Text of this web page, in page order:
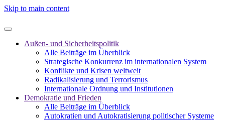
Skip to main content
Außen- und Sicherheitspolitik
Alle Beiträge im Überblick
Strategische Konkurrenz im internationalen System
Konflikte und Krisen weltweit
Radikalisierung und Terrorismus
Internationale Ordnung und Institutionen
Demokratie und Frieden
Alle Beiträge im Überblick
Autokratien und Autokratisierung politischer Systeme